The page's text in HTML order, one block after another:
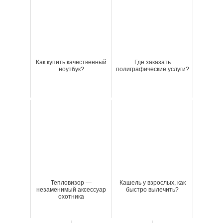
Как купить качественный
ноутбук?
Где заказать
полиграфические услуги?
Тепловизор —
незаменимый аксессуар
охотника
Кашель у взрослых, как
быстро вылечить?